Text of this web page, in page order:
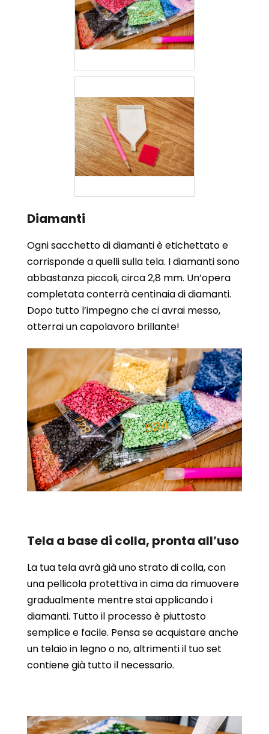
Diamanti
Ogni sacchetto di diamanti è etichettato e
corrisponde a quelli sulla tela. I diamanti sono
abbastanza piccoli, circa 2,8 mm. Un’opera
completata conterrà centinaia di diamanti.
Dopo tutto l’impegno che ci avrai messo,
otterrai un capolavoro brillante!
Tela a base di colla, pronta all’uso
La tua tela avrà già uno strato di colla, con
una pellicola protettiva in cima da rimuovere
gradualmente mentre stai applicando i
diamanti. Tutto il processo è piuttosto
semplice e facile. Pensa se acquistare anche
un telaio in legno o no, altrimenti il tuo set
contiene già tutto il necessario.